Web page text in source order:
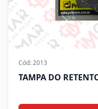
Cód:2013
TAMPA DO